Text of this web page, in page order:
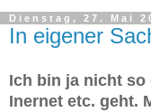
Dienstag, 27. Mai
In eigener
Ich bin ja nicht so
Inernet etc. geht.